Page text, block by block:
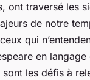
traversé les
de notre
qui
en langage
sont les défis à